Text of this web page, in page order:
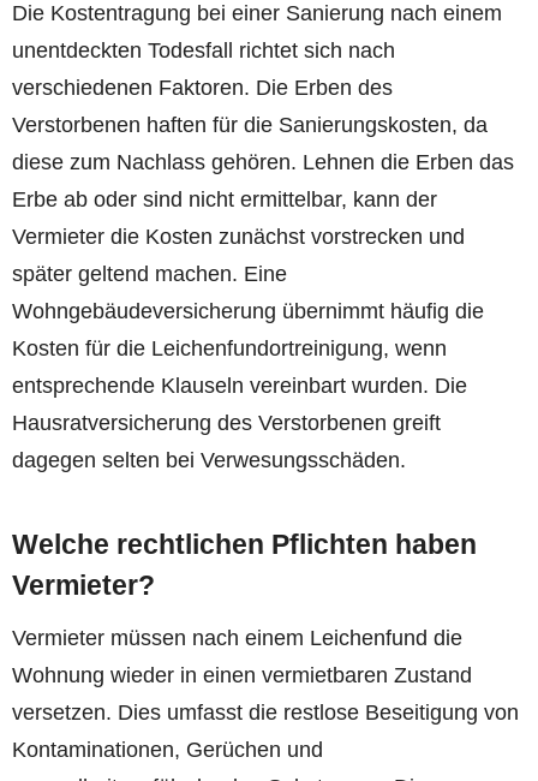
Die Kostentragung bei einer Sanierung nach einem
unentdeckten Todesfall richtet sich nach
verschiedenen Faktoren. Die Erben des
Verstorbenen haften für die Sanierungskosten, da
diese zum Nachlass gehören. Lehnen die Erben das
Erbe ab oder sind nicht ermittelbar, kann der
Vermieter die Kosten zunächst vorstrecken und
später geltend machen. Eine
Wohngebäudeversicherung übernimmt häufig die
Kosten für die Leichenfundortreinigung, wenn
entsprechende Klauseln vereinbart wurden. Die
Hausratversicherung des Verstorbenen greift
dagegen selten bei Verwesungsschäden.
Welche rechtlichen Pflichten haben
Vermieter?
Vermieter müssen nach einem Leichenfund die
Wohnung wieder in einen vermietbaren Zustand
versetzen. Dies umfasst die restlose Beseitigung von
Kontaminationen, Gerüchen und